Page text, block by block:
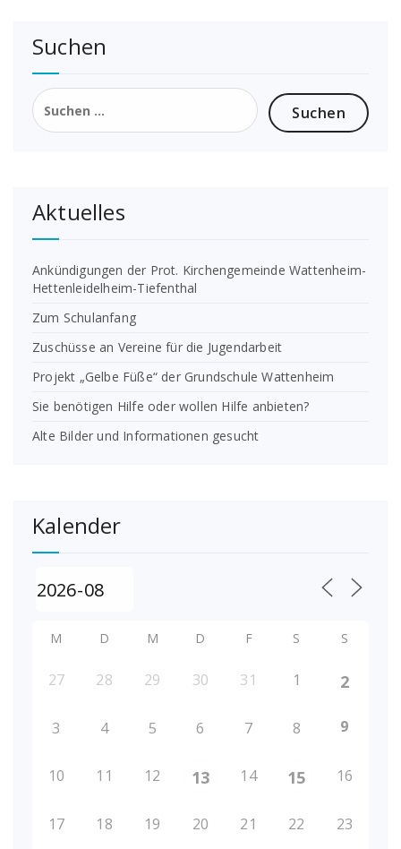
Suchen
Suchen
nach:
Aktuelles
Ankündigungen der Prot. Kirchengemeinde Wattenheim-
Hettenleidelheim-Tiefenthal
Zum Schulanfang
Zuschüsse an Vereine für die Jugendarbeit
Projekt „Gelbe Füße“ der Grundschule Wattenheim
Sie benötigen Hilfe oder wollen Hilfe anbieten?
Alte Bilder und Informationen gesucht
Kalender
M D M D F S S
27 28 29 30 31 1 2
3 4 5 6 7 8 9
10 11 12 13 14 15 16
17 18 19 20 21 22 23